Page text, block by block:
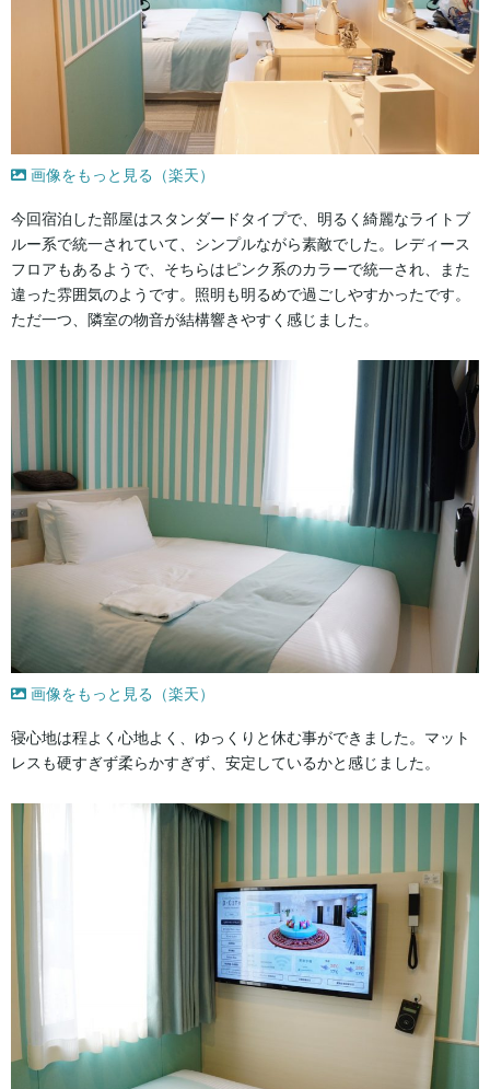
画像をもっと見る（楽天）
今回宿泊した部屋はスタンダードタイプで、明るく綺麗なライトブ
ルー系で統一されていて、シンプルながら素敵でした。レディース
フロアもあるようで、そちらはピンク系のカラーで統一され、また
違った雰囲気のようです。照明も明るめで過ごしやすかったです。
ただ一つ、隣室の物音が結構響きやすく感じました。
画像をもっと見る（楽天）
寝心地は程よく心地よく、ゆっくりと休む事ができました。マット
レスも硬すぎず柔らかすぎず、安定しているかと感じました。